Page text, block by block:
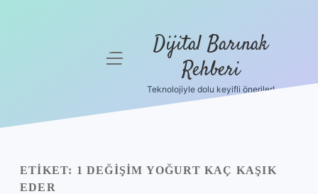
Yasal Uyarı
menüyü
Dijital Barınak
Rehberi
Teknolojiyle dolu keyifli öneriler!
ETIKET: 1 DEĞIŞIM YOĞURT KAÇ KAŞIK
EDER